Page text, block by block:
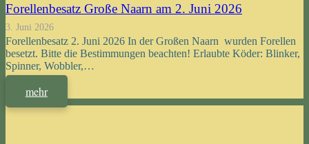
Forellenbesatz Große Naarn am 2. Juni 2026
3. Juni 2026
Forellenbesatz 2. Juni 2026 In der Großen Naarn wurden Forellen
besetzt. Bitte die Bestimmungen beachten! Erlaubte Köder: Blinker,
Spinner, Wobbler,…
mehr